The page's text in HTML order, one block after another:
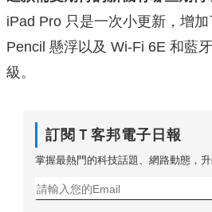
iPad Pro 只是一次小更新，增
Pencil 懸浮以及 Wi-Fi 6E 和藍
級。
訂閱Ｔ客邦電子日報
掌握最熱門的科技話題、網路動態，